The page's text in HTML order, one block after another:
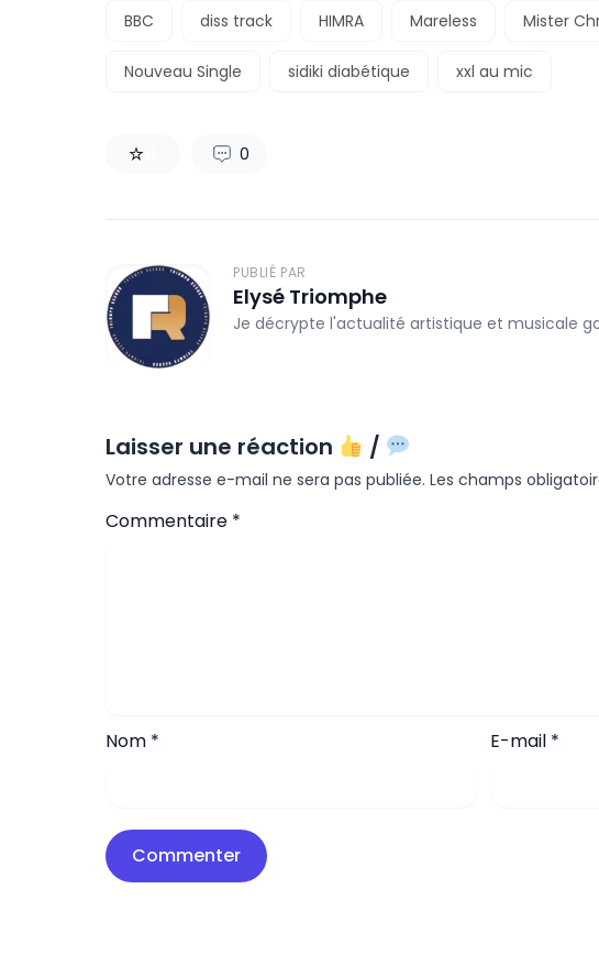
BBC diss track HIMRA Mareless Mister
Nouveau Single sidiki diabétique xxl au mic
0
PUBLIÉ PAR
Elysé Triomphe
Je décrypte l'actualité artistique et musicale
Laisser une réaction /
Votre adresse e-mail ne sera pas publiée. Les champs
Commentaire *
Nom * E-mail *